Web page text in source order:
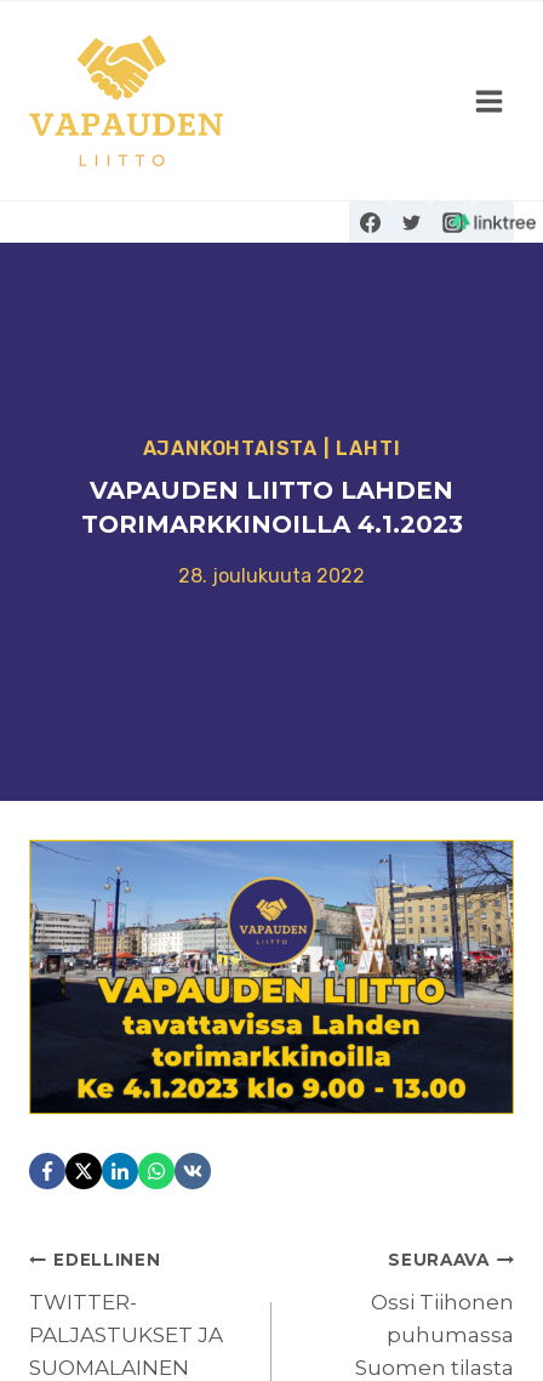
sisältöön
AJANKOHTAISTA LAHTI
VAPAUDEN LIITTO LAHDEN
TORIMARKKINOILLA 4.1.2023
28. joulukuuta 2022
ARTIKKELIEN
SELAUS
EDELLINEN
TWITTER-
PALJASTUKSET JA
SUOMALAINEN
SEURAAVA
Ossi Tiihonen
puhumassa
Suomen tilasta